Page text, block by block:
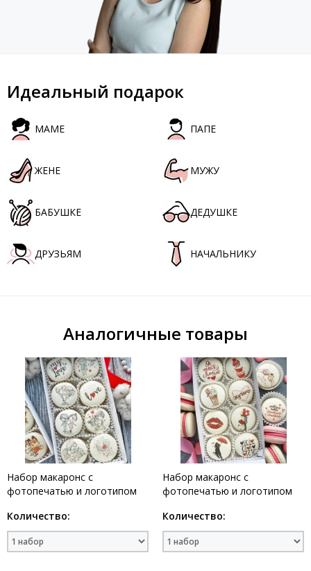
Идеальный подарок
МАМЕ ПАПЕ
ЖЕНЕ МУЖУ
БАБУШКЕ ДЕДУШКЕ
ДРУЗЬЯМ НАЧАЛЬНИКУ
Аналогичные товары
Набор макаронс с
фотопечатью и логотипом
Святого Валентина/ 8 шт
набор
Количество:
Набор макаронс с
фотопечатью и логотипом
влюбленными/ 8 шт набор
Количество: